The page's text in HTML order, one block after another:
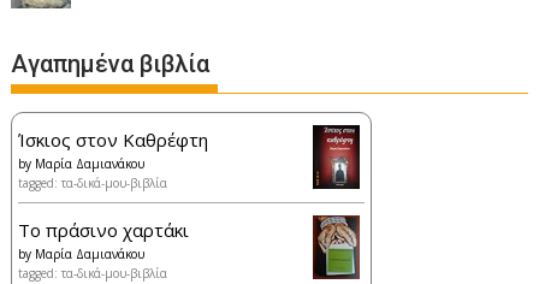
Αγαπημένα βιβλία
Ίσκιος στον Καθρέφτη
by Μαρία Δαμιανάκου
tagged: τα-δικά-μου-βιβλία
Το πράσινο χαρτάκι
by Μαρία Δαμιανάκου
tagged: τα-δικά-μου-βιβλία